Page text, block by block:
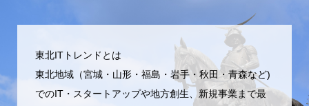
東北ITトレンドとは
東北地域（宮城・山形・福島・岩手・秋田・青森など)
でのIT・スタートアップや地方創生、新規事業まで最